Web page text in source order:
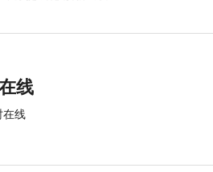
线
在线